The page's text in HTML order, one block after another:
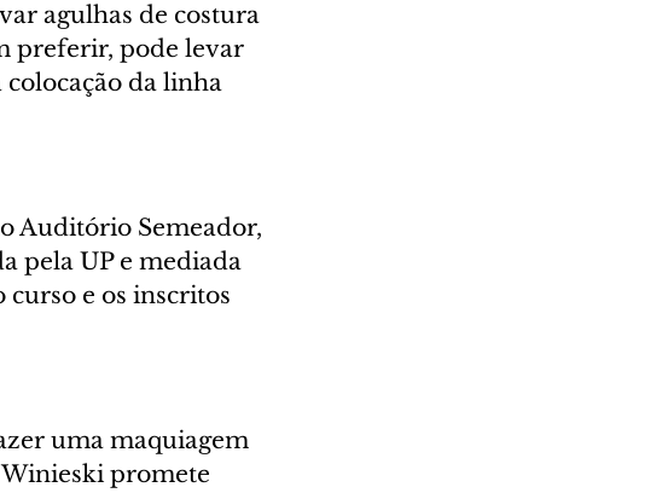
agulhas de costura
preferir, pode levar
da linha
Auditório Semeador,
pela UP e mediada
curso e os inscritos
uma maquiagem
promete